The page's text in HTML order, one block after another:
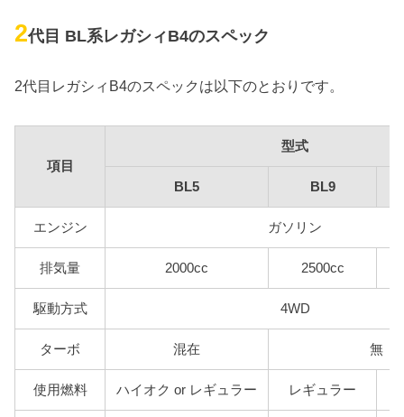
2代目 BL系レガシィB4のスペック
2代目レガシィB4のスペックは以下のとおりです。
項目
型式
BL5 BL9
エンジン ガソリン
排気量 2000cc 2500cc
駆動方式 4WD
ターボ 混在 無
使用燃料 ハイオク or レギュラー レギュラー